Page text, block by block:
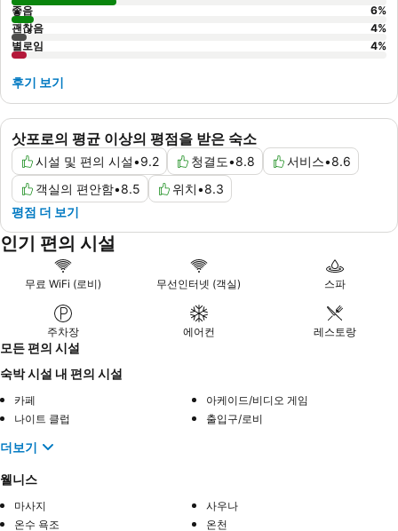
삿포로의 평균 이상의 평점을 받은 숙소
시설 및 편의 시설•9.2 청결도•8.8 서비스•8.6
객실의 편안함•8.5 위치•8.3
평점 더 보기
좋음
6%
괜찮음
4%
별로임
4%
후기 보기
인기 편의 시설
무료 WiFi (로비) 무선인터넷 (객실) 스파
주차장 에어컨 레스토랑
모든 편의 시설
숙박 시설 내 편의 시설
카페
아케이드/비디오 게임
나이트 클럽
출입구/로비
더보기
웰니스
마사지
사우나
온수 욕조
온천